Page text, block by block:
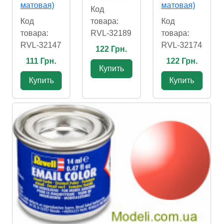
матовая)
Код
товара:
RVL-32147
111 Грн.
Купить
Код
товара:
RVL-32189
122 Грн.
Купить
матовая)
Код
товара:
RVL-32174
122 Грн.
Купить